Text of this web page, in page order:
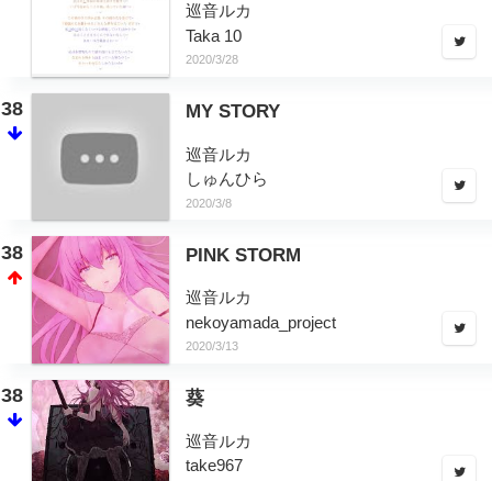
巡音ルカ
Taka 10
2020/3/28
38 MY STORY
巡音ルカ
しゅんひら
2020/3/8
38 PINK STORM
巡音ルカ
nekoyamada_project
2020/3/13
38 葵
巡音ルカ
take967